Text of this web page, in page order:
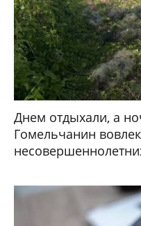
Днем отдыхали, а
Гомельчанин